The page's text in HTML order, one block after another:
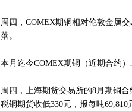
周四，COMEX期铜相对伦敦金属
落。
本月迄今COMEX期铜（近期合约）
周四，上海期货交易所的8月期铜
税铜期货收低330元，报每吨69,810